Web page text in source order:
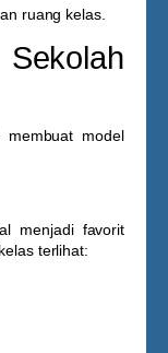
ruang kelas.
membuat model
menjadi favorit
terlihat: